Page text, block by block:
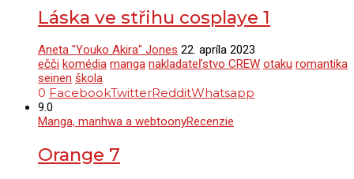
Láska ve střihu cosplaye 1
Aneta "Youko Akira" Jones 22. apríla 2023
ečči komédia manga nakladateľstvo CREW otaku romantika
seinen škola
0 FacebookTwitterRedditWhatsapp
9.0
Manga, manhwa a webtoonyRecenzie
Orange 7